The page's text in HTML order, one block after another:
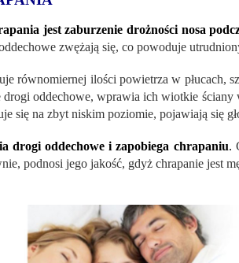
jest zaburzenie drożności nosa
zwężają się, co powoduje
równomiernej ilości powietrza w płucach,
drogi oddechowe, wprawia ich wiotkie
się na zbyt niskim poziomie, pojawiają się
drogi oddechowe i zapobiega chrapaniu.
podnosi jego jakość, gdyż chrapanie jest